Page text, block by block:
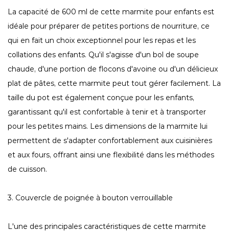
La capacité de 600 ml de cette marmite pour enfants est
idéale pour préparer de petites portions de nourriture, ce
qui en fait un choix exceptionnel pour les repas et les
collations des enfants. Qu'il s'agisse d'un bol de soupe
chaude, d'une portion de flocons d'avoine ou d'un délicieux
plat de pâtes, cette marmite peut tout gérer facilement. La
taille du pot est également conçue pour les enfants,
garantissant qu'il est confortable à tenir et à transporter
pour les petites mains. Les dimensions de la marmite lui
permettent de s'adapter confortablement aux cuisinières
et aux fours, offrant ainsi une flexibilité dans les méthodes
de cuisson.
3. Couvercle de poignée à bouton verrouillable
L'une des principales caractéristiques de cette marmite